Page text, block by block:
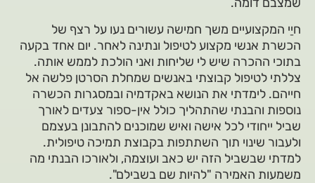
חיַי המקצועיים משך חמישה עשורים נעו על רצף של
הכשרת אנשי מקצוע לטיפול ונתינה לאחר. יום אחד בקעה
בתוכי ההכרה שיש לי שליחות ואני הולכת לממש אותה.
צללתי לטיפול קבוצתי באנשים שמחלת הסרטן פלשה אל
חייהם. לימדתי את הנושא באקדמיה ובמסגרות הכשרה
נוספות והבנתי שהתהליך כולל אין-ספור צעדים לאורך
שביל ייחודי לכל אישה ואיש שמוכנים להתבונן בעצמם
ולעבור שינוי תוך השתתפות בקבוצת תמיכה טיפולית.
למדתי שבשביל הזה יש כאב ועוצמה, ולאורכו הבנתי מה
משמעות האמירה "להיות שם בשבילם".